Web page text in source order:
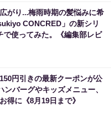
がり...梅雨時期の髪悩みに希
CONCRED」の新シリ
で使ってみた。《編集部レビ
円引きの最新クーポンが公
ンバーグやキッズメニュー、
得に《8月19日まで》